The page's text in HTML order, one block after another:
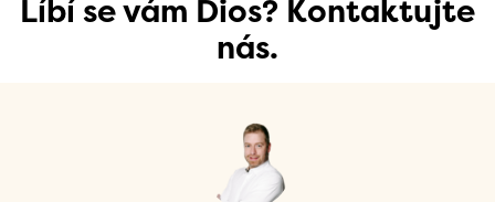
Líbí se vám Dios? Kontaktujte
nás.